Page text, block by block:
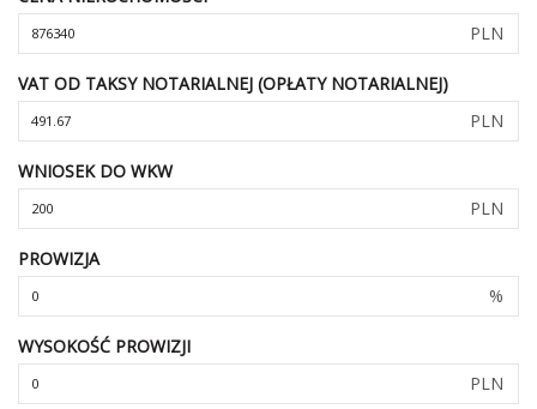
PLN
VAT OD TAKSY NOTARIALNEJ (OPŁATY NOTARIALNEJ)
PLN
WNIOSEK DO WKW
PLN
PROWIZJA
%
WYSOKOŚĆ PROWIZJI
PLN